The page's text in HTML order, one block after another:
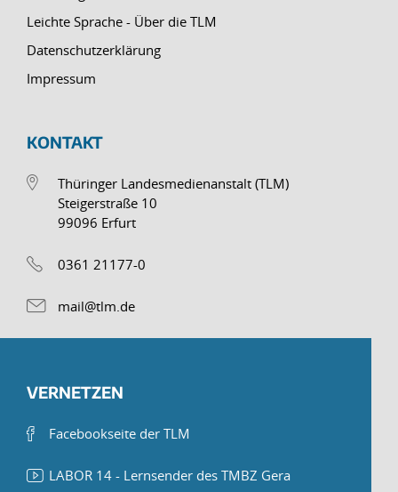
Leichte Sprache - Über die TLM
Datenschutzerklärung
Impressum
KONTAKT
Thüringer Landesmedienanstalt (TLM)
Steigerstraße 10
99096 Erfurt
0361 21177-0
mail@tlm.de
VERNETZEN
Facebookseite der TLM
LABOR 14 - Lernsender des TMBZ Gera